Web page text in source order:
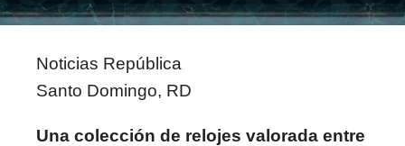
Noticias República
Santo Domingo, RD
Una colección de relojes valorada entre